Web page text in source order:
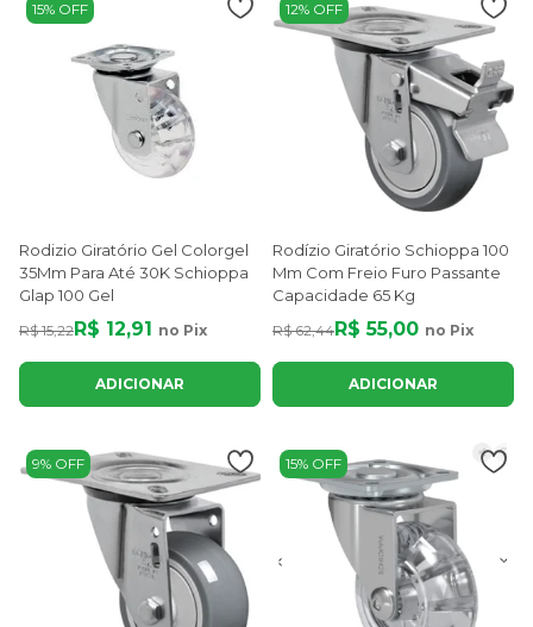
15% OFF
Rodizio Giratório Gel Colorgel
35Mm Para Até 30K Schioppa
Glap 100 Gel
R$ 15,22R$ 12,91 no Pix
ADICIONAR
12% OFF
Rodízio Giratório Schioppa 100
Mm Com Freio Furo Passante
Capacidade 65 Kg
R$ 62,44R$ 55,00 no Pix
ADICIONAR
9% OFF 15% OFF